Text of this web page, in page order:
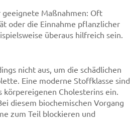
Maßnahmen: Oft
oder die Einnahme pflanzlicher
überaus hilfreich sein.
nicht aus, um die schädlichen
Eine moderne Stoffklasse sind
körpereigenen Cholesterins ein.
diesem biochemischen Vorgang
zum Teil blockieren und